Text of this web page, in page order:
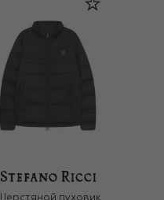
Шерстяной пуховик